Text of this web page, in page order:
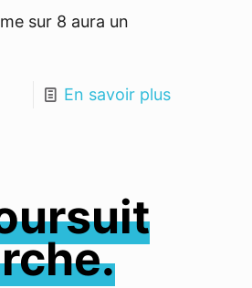
sur 8 aura un
En savoir plus